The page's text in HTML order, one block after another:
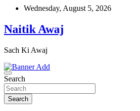
Skip
content
Wednesday, August 5, 2026
Naitik Awaj
Sach Ki Awaj
Search
Search